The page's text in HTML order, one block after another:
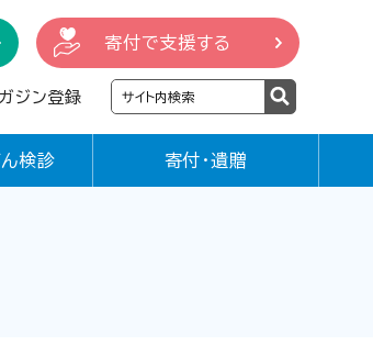
寄付で支援する
ジン登録
ん検診 寄付・遺贈